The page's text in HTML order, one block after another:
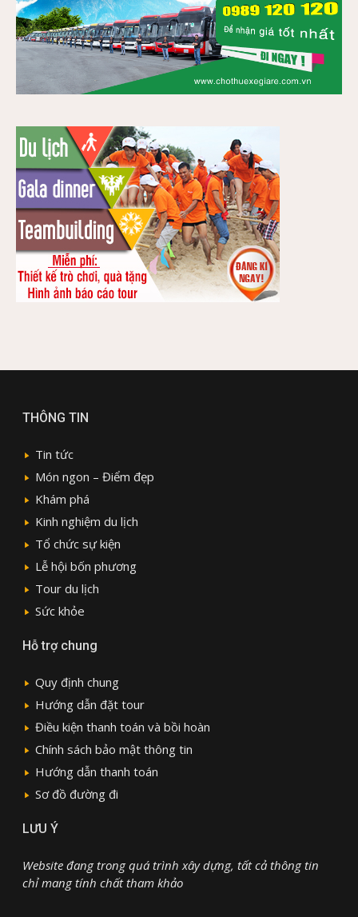
THÔNG TIN
Tin tức
Món ngon – Điểm đẹp
Khám phá
Kinh nghiệm du lịch
Tổ chức sự kiện
Lễ hội bốn phương
Tour du lịch
Sức khỏe
Hỗ trợ chung
Quy định chung
Hướng dẫn đặt tour
Điều kiện thanh toán và bồi hoàn
Chính sách bảo mật thông tin
Hướng dẫn thanh toán
Sơ đồ đường đi
LƯU Ý
Website đang trong quá trình xây dựng, tất cả thông tin
chỉ mang tính chất tham khảo